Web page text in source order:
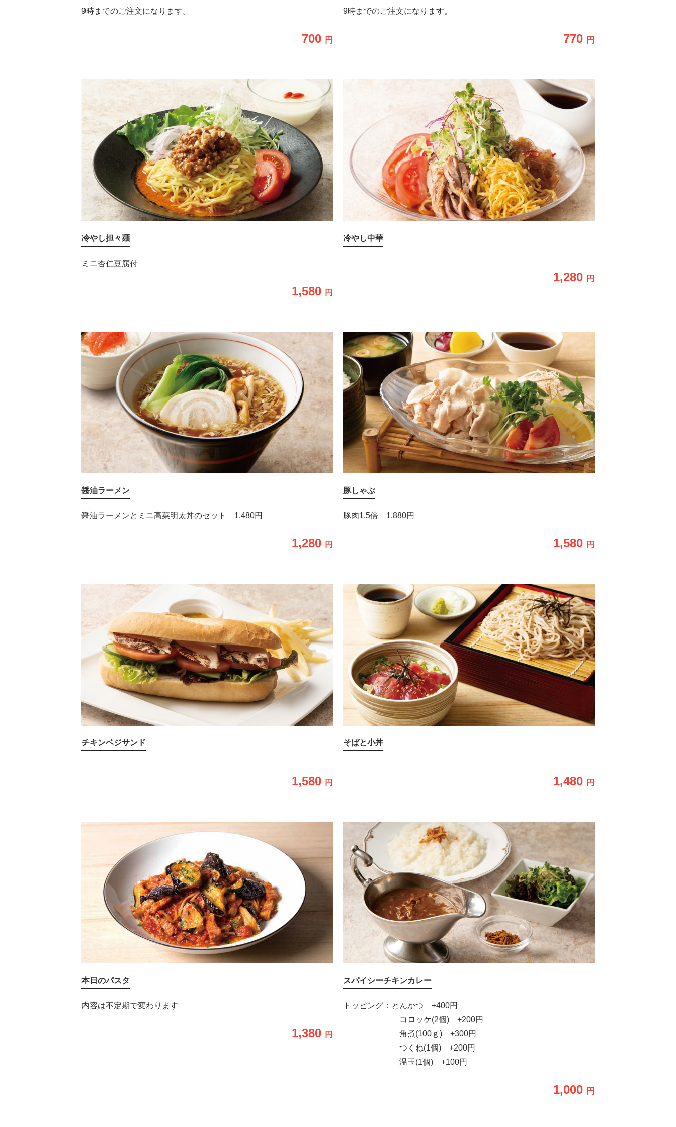
9時までのご注文になります。
700 円
9時までのご注文になります。
770 円
冷やし担々麺
ミニ杏仁豆腐付
1,580 円
冷やし中華
1,280 円
醤油ラーメン
醤油ラーメンとミニ高菜明太丼のセット 1,480円
1,280 円
豚しゃぶ
豚肉1.5倍 1,880円
1,580 円
チキンベジサンド
1,580 円
そばと小丼
1,480 円
本日のパスタ
内容は不定期で変わります
1,380 円
スパイシーチキンカレー
トッピング：とんかつ +400円
コロッケ(2個) +200円
角煮(100ｇ) +300円
つくね(1個) +200円
温玉(1個) +100円
1,000 円